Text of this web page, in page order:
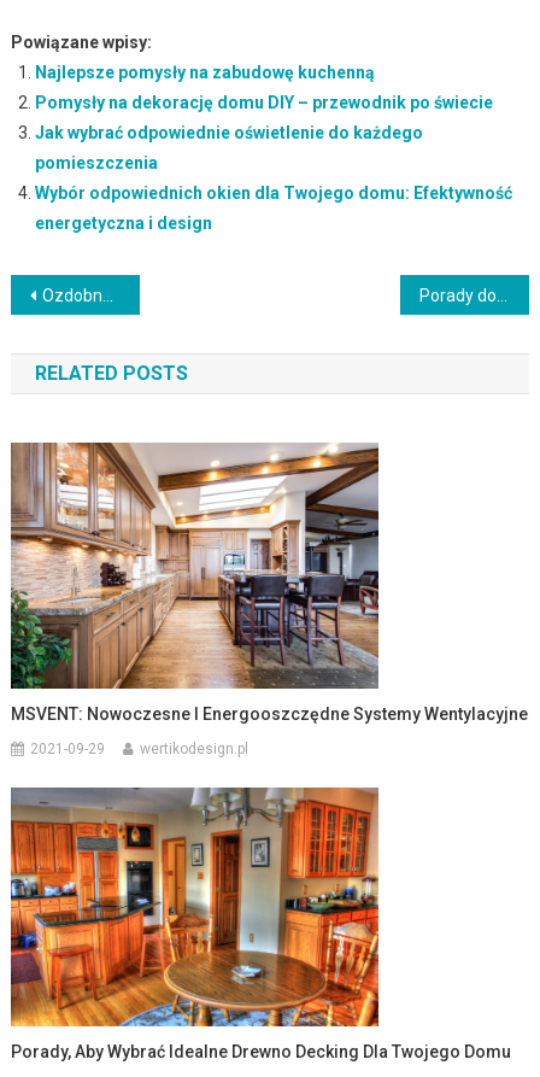
Powiązane wpisy:
Najlepsze pomysły na zabudowę kuchenną
Pomysły na dekorację domu DIY – przewodnik po świecie
Jak wybrać odpowiednie oświetlenie do każdego
pomieszczenia
Wybór odpowiednich okien dla Twojego domu: Efektywność
energetyczna i design
Nawigacja
wpisu
Ozdobne poduszki: Jak dodać koloru i wzorów do swojego salonu Porady dotyczące wyboru i pielęgnacji drewnianych podłóg: Jak zachować ich naturalne piękno na długie lata
RELATED POSTS
MSVENT: Nowoczesne I Energooszczędne Systemy Wentylacyjne
2021-09-29 wertikodesign.pl
Porady, Aby Wybrać Idealne Drewno Decking Dla Twojego Domu